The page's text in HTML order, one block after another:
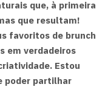
que, à primeira
que resultam!
favoritos de brunch
em verdadeiros
Estou
poder partilhar